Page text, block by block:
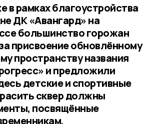
в рамках благоустройства
ДК «Авангард» на
большинство горожан
присвоение обновлённому
пространству названия
и предложили
детские и спортивные
сквер должны
посвящённые